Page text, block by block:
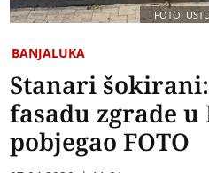
FOTO:
BANJALUKA
Stanari
fasadu zgrade
pobjegao FOTO